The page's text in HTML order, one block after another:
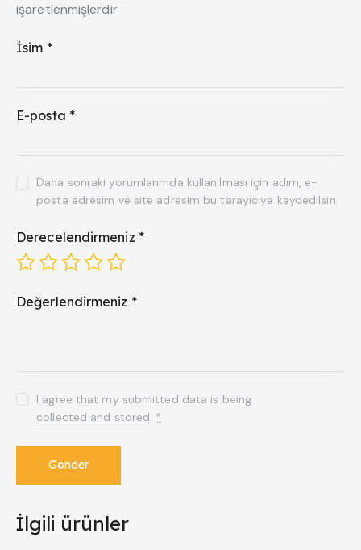
işaretlenmişlerdir
İsim *
E-posta *
Daha sonraki yorumlarımda kullanılması için adım, e-
posta adresim ve site adresim bu tarayıcıya kaydedilsin.
Derecelendirmeniz *
Değerlendirmeniz *
I agree that my submitted data is being
collected and stored *
İlgili ürünler